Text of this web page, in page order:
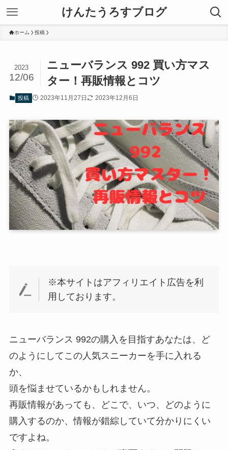
けんたうろすブログ
ホーム 投稿
ニューバランス 992 買い方マス
ター！再販情報とコツ
2023
12/06
投稿 2023年11月27日 2023年12月6日
※本サイトはアフィリエイト広告を利
用しております。
ニューバランス 992の購入を目指すあなたは、ど
のようにしてこの人気スニーカーを手に入れる
か、
頭を悩ませているかもしれません。
再販情報があっても、どこで、いつ、どのように
購入するのか、情報が錯綜していて分かりにくい
ですよね。